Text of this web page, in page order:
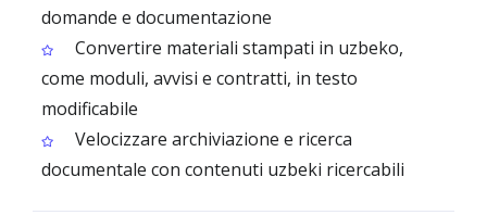
domande e documentazione
Convertire materiali stampati in uzbeko,
come moduli, avvisi e contratti, in testo
modificabile
Velocizzare archiviazione e ricerca
documentale con contenuti uzbeki ricercabili